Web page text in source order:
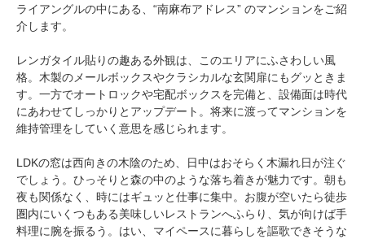
ライアングルの中にある、“南麻布アドレス” のマンションをご紹
介します。
レンガタイル貼りの趣ある外観は、このエリアにふさわしい風
格。木製のメールボックスやクラシカルな玄関扉にもグッときま
す。一方でオートロックや宅配ボックスを完備と、設備面は時代
にあわせてしっかりとアップデート。将来に渡ってマンションを
維持管理をしていく意思を感じられます。
LDKの窓は西向きの木陰のため、日中はおそらく木漏れ日が注ぐ
でしょう。ひっそりと森の中のような落ち着きが魅力です。朝も
夜も関係なく、時にはギュッと仕事に集中。お腹が空いたら徒歩
圏内にいくつもある美味しいレストランへふらり、気が向けば手
料理に腕を振るう。はい、マイペースに暮らしを謳歌できそうな